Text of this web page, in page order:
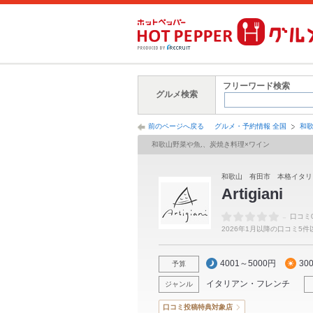
グルメ検索
フリーワード検索
前のページへ戻る グルメ・予約情報 全国 和
和歌山野菜や魚,、炭焼き料理×ワイン
和歌山 有田市 本格イタリ
Artigiani
口コミ
2026年1月以降の口コミ5件
予算 4001～5000円
ジャンル イタリアン・フレンチ
口コミ投稿特典対象店